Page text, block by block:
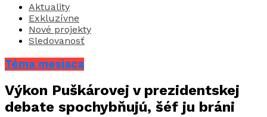
Aktuality
Exkluzívne
Nové projekty
Sledovanosť
Téma mesiaca
Výkon Puškárovej v prezidentskej
debate spochybňujú, šéf ju bráni